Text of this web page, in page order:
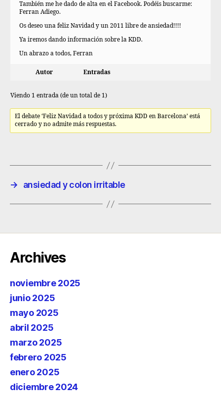
También me he dado de alta en el Facebook. Podéis buscarme:
Ferran Adiego.
Os deseo una feliz Navidad y un 2011 libre de ansiedad!!!!
Ya iremos dando información sobre la KDD.
Un abrazo a todos, Ferran
Autor Entradas
Viendo 1 entrada (de un total de 1)
El debate ‘Feliz Navidad a todos y próxima KDD en Barcelona’ está
cerrado y no admite más respuestas.
→ ansiedad y colon irritable
Archives
noviembre 2025
junio 2025
mayo 2025
abril 2025
marzo 2025
febrero 2025
enero 2025
diciembre 2024